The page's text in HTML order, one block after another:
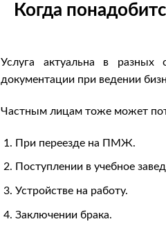
Когда
Услуга актуальна в разных
документации при ведении
Частным лицам тоже может
При переезде на ПМЖ.
Поступлении в учебное
Устройстве на работу.
Заключении брака.